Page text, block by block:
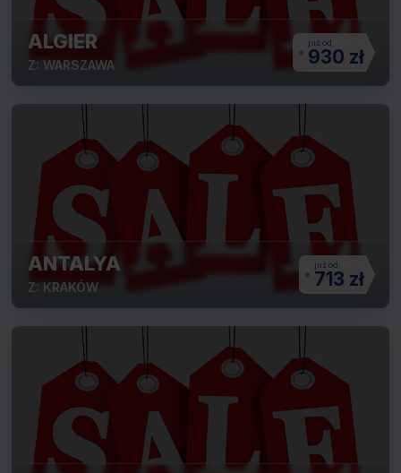
ALGIER
Z: WARSZAWA 930 zł
ANTALYA
Z: KRAKÓW 713 zł